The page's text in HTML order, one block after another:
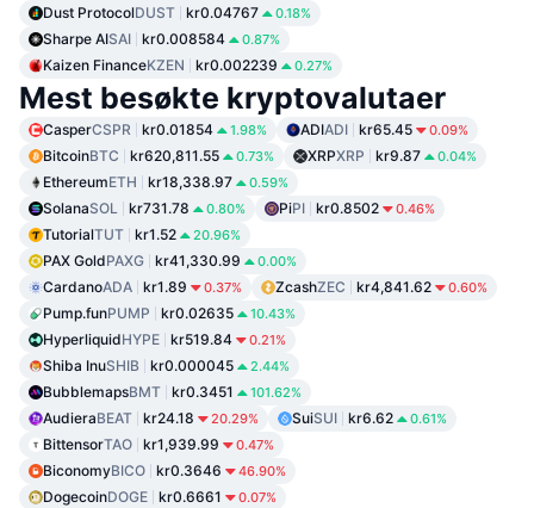
Dust ProtocolDUST kr0.04767 0.18%
Sharpe AISAI kr0.008584 0.87%
Kaizen FinanceKZEN kr0.002239 0.27%
Mest besøkte kryptovalutaer
CasperCSPR kr0.01854 1.98% ADIADI kr65.45 0.09%
BitcoinBTC kr620,811.55 0.73% XRPXRP kr9.87 0.04%
EthereumETH kr18,338.97 0.59%
SolanaSOL kr731.78 0.80% PiPI kr0.8502 0.46%
TutorialTUT kr1.52 20.96%
PAX GoldPAXG kr41,330.99 0.00%
CardanoADA kr1.89 0.37% ZcashZEC kr4,841.62 0.60%
Pump.funPUMP kr0.02635 10.43%
HyperliquidHYPE kr519.84 0.21%
Shiba InuSHIB kr0.000045 2.44%
BubblemapsBMT kr0.3451 101.62%
AudieraBEAT kr24.18 20.29% SuiSUI kr6.62 0.61%
BittensorTAO kr1,939.99 0.47%
BiconomyBICO kr0.3646 46.90%
DogecoinDOGE kr0.6661 0.07%